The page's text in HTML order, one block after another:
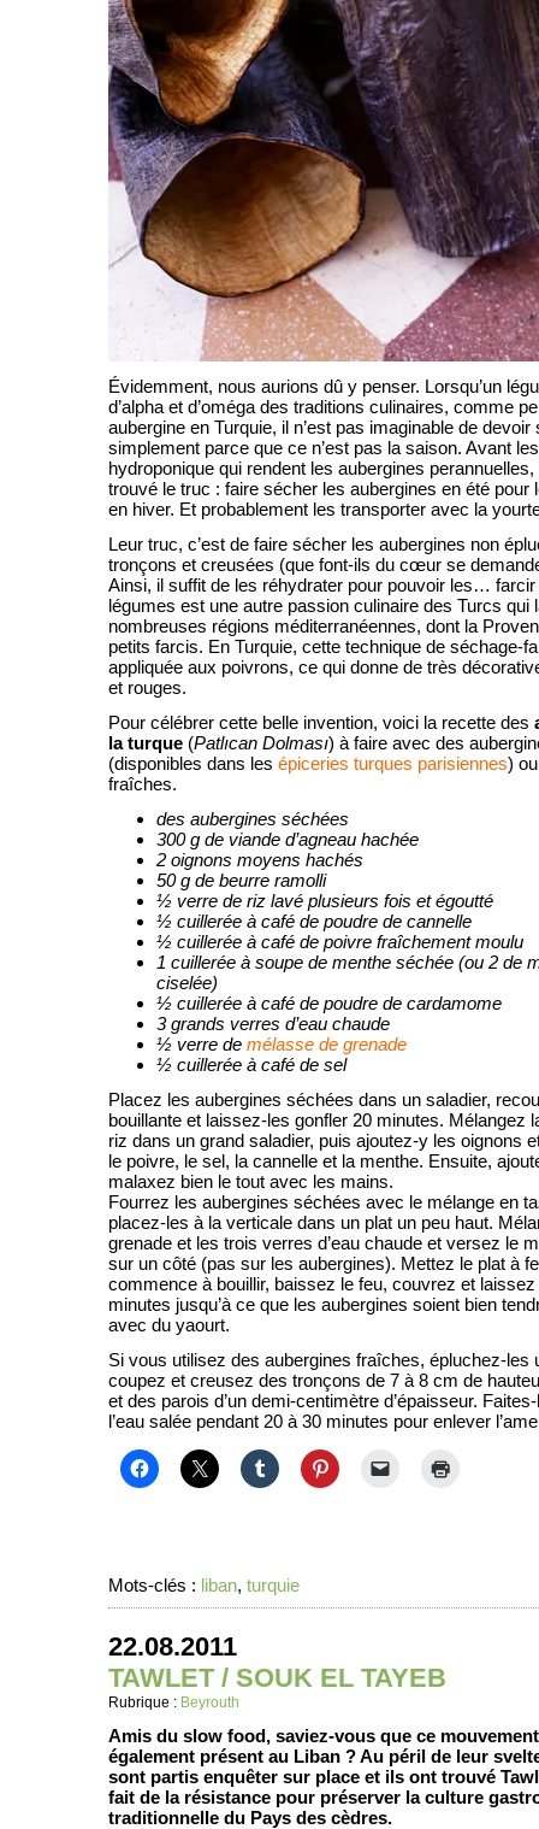
Évidemment, nous aurions dû y penser. Lorsqu’un
d’alpha et d’oméga des traditions culinaires, comme
aubergine en Turquie, il n’est pas imaginable de devoir
simplement parce que ce n’est pas la saison. Avant
hydroponique qui rendent les aubergines
trouvé le truc : faire sécher les aubergines en été pour
en hiver. Et probablement les transporter avec la
Leur truc, c’est de faire sécher les aubergines non
tronçons et creusées (que font-ils du cœur se
Ainsi, il suffit de les réhydrater pour pouvoir les…
légumes est une autre passion culinaire des Turcs qui
nombreuses régions méditerranéennes, dont la
petits farcis. En Turquie, cette technique de séchage-
appliquée aux poivrons, ce qui donne de très
et rouges.
Pour célébrer cette belle invention, voici la recette des
la turque (Patlıcan Dolması) à faire avec des
(disponibles dans les épiceries turques parisiennes)
fraîches.
des aubergines séchées
300 g de viande d’agneau hachée
2 oignons moyens hachés
50 g de beurre ramolli
½ verre de riz lavé plusieurs fois et égoutté
½ cuillerée à café de poudre de cannelle
½ cuillerée à café de poivre fraîchement moulu
1 cuillerée à soupe de menthe séchée (ou 2 de
ciselée)
½ cuillerée à café de poudre de cardamome
3 grands verres d’eau chaude
½ verre de mélasse de grenade
½ cuillerée à café de sel
Placez les aubergines séchées dans un saladier,
bouillante et laissez-les gonfler 20 minutes. Mélangez
riz dans un grand saladier, puis ajoutez-y les oignons
le poivre, le sel, la cannelle et la menthe. Ensuite,
malaxez bien le tout avec les mains.
Fourrez les aubergines séchées avec le mélange en
placez-les à la verticale dans un plat un peu haut.
grenade et les trois verres d’eau chaude et versez le
sur un côté (pas sur les aubergines). Mettez le plat à
commence à bouillir, baissez le feu, couvrez et
minutes jusqu’à ce que les aubergines soient bien
avec du yaourt.
Si vous utilisez des aubergines fraîches, épluchez-les
coupez et creusez des tronçons de 7 à 8 cm de
et des parois d’un demi-centimètre d’épaisseur.
l’eau salée pendant 20 à 30 minutes pour enlever
Mots-clés : liban, turquie
22.08.2011
TAWLET / SOUK EL TAYEB
Rubrique : Beyrouth
Amis du slow food, saviez-vous que ce
également présent au Liban ? Au péril de leur
sont partis enquêter sur place et ils ont trouvé
fait de la résistance pour préserver la culture
traditionnelle du Pays des cèdres.